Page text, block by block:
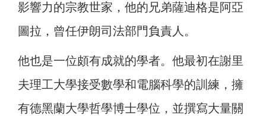
影響力的宗教世家，他的兄弟薩迪格是阿亞
圖拉，曾任伊朗司法部門負責人。
他也是一位頗有成就的學者。他最初在謝里
夫理工大學接受數學和電腦科學的訓練，擁
有德黑蘭大學哲學博士學位，並撰寫大量關